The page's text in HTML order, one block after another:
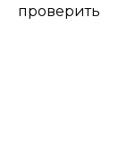
проверить